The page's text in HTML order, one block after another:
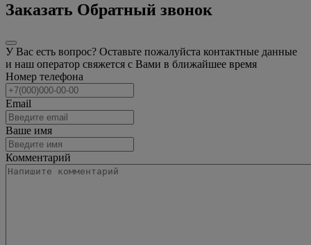
Заказать Обратный звонок
У Вас есть вопрос? Оставьте пожалуйста контактные данные
и наш оператор свяжется с Вами в ближайшее время
Номер телефона
Email
Ваше имя
Комментарий